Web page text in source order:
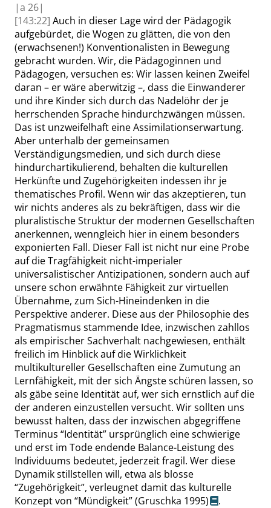
|a 26|
[143:22] Auch in dieser Lage wird der Pädagogik
aufgebürdet, die Wogen zu glätten, die von den
(erwachsenen!) Konventionalisten in Bewegung
gebracht wurden. Wir, die Pädagoginnen und
Pädagogen, versuchen es: Wir lassen keinen Zweifel
daran – er wäre aberwitzig –, dass die Einwanderer
und ihre Kinder sich durch das Nadelöhr der je
herrschenden Sprache hindurchzwängen müssen.
Das ist unzweifelhaft eine Assimilationserwartung.
Aber unterhalb der gemeinsamen
Verständigungsmedien, und sich durch diese
hindurchartikulierend, behalten die kulturellen
Herkünfte und Zugehörigkeiten indessen ihr je
thematisches Profil. Wenn wir das akzeptieren, tun
wir nichts anderes als zu bekräftigen, dass wir die
pluralistische Struktur der modernen Gesellschaften
anerkennen, wenngleich hier in einem besonders
exponierten Fall. Dieser Fall ist nicht nur eine Probe
auf die Tragfähigkeit nicht-imperialer
universalistischer Antizipationen, sondern auch auf
unsere schon erwähnte Fähigkeit zur virtuellen
Übernahme, zum Sich-Hineindenken in die
Perspektive anderer. Diese aus der Philosophie des
Pragmatismus stammende Idee, inzwischen zahllos
als empirischer Sachverhalt nachgewiesen, enthält
freilich im Hinblick auf die Wirklichkeit
multikultureller Gesellschaften eine Zumutung an
Lernfähigkeit, mit der sich Ängste schüren lassen, so
als gäbe seine Identität auf, wer sich ernstlich auf die
der anderen einzustellen versucht. Wir sollten uns
bewusst halten, dass der inzwischen abgegriffene
Terminus “Identität” ursprünglich eine schwierige
und erst im Tode endende Balance-Leistung des
Individuums bedeutet, jederzeit fragil. Wer diese
Dynamik stillstellen will, etwa als blosse
“Zugehörigkeit”, verleugnet damit das kulturelle
Konzept von “Mündigkeit”(Gruschka 1995)
.